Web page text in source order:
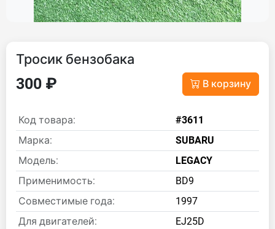
Тросик бензобака
300 ₽ В корзину
Код товара:
#3611
Марка:
SUBARU
Модель:
LEGACY
Применимость:
BD9
Совместимые года:
1997
Для двигателей:
EJ25D